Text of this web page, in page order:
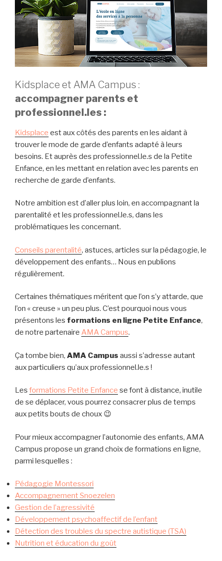
Kidsplace et AMA Campus :
accompagner parents et
professionnel.les :
Kidsplace est aux côtés des parents en les aidant à
trouver le mode de garde d’enfants adapté à leurs
besoins. Et auprès des professionnel.le.s de la Petite
Enfance, en les mettant en relation avec les parents en
recherche de garde d’enfants.
Notre ambition est d’aller plus loin, en accompagnant la
parentalité et les professionnel.le.s, dans les
problématiques les concernant.
Conseils parentalité, astuces, articles sur la pédagogie, le
développement des enfants… Nous en publions
régulièrement.
Certaines thématiques méritent que l’on s’y attarde, que
l’on « creuse » un peu plus. C’est pourquoi nous vous
présentons les formations en ligne Petite Enfance,
de notre partenaire AMA Campus.
Ça tombe bien, AMA Campus aussi s’adresse autant
aux particuliers qu’aux professionnel.le.s !
Les formations Petite Enfance se font à distance, inutile
de se déplacer, vous pourrez consacrer plus de temps
aux petits bouts de choux 😉
Pour mieux accompagner l’autonomie des enfants, AMA
Campus propose un grand choix de formations en ligne,
parmi lesquelles :
Pédagogie Montessori
Accompagnement Snoezelen
Gestion de l’agressivité
Développement psychoaffectif de l’enfant
Détection des troubles du spectre autistique (TSA)
Nutrition et éducation du goût